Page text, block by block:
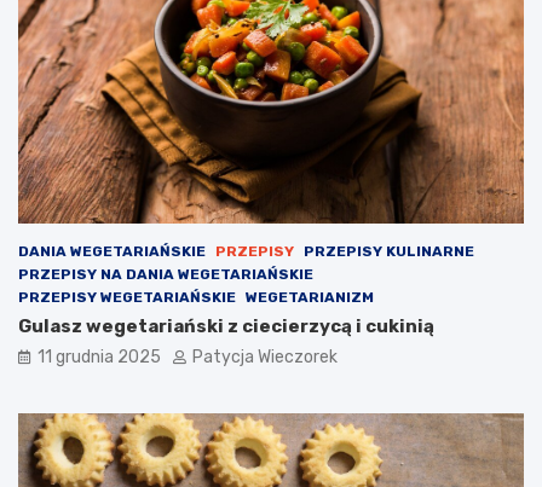
DANIA WEGETARIAŃSKIE PRZEPISY
PRZEPISY KULINARNE
PRZEPISY NA DANIA WEGETARIAŃSKIE
PRZEPISY WEGETARIAŃSKIE WEGETARIANIZM
Gulasz wegetariański z ciecierzycą i cukinią
11 grudnia 2025 Patycja Wieczorek